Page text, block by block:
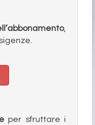
,
per sfruttare i